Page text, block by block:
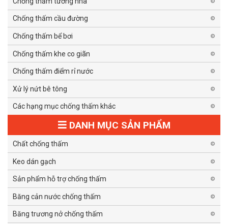
Chống thấm cầu đường
Chống thấm bể bơi
Chống thấm khe co giãn
Chống thấm điểm rỉ nước
Xử lý nứt bê tông
Các hạng mục chống thấm khác
DANH MỤC SẢN PHẨM
Chất chống thấm
Keo dán gạch
Sản phẩm hỗ trợ chống thấm
Băng cản nước chống thấm
Băng trương nở chống thấm